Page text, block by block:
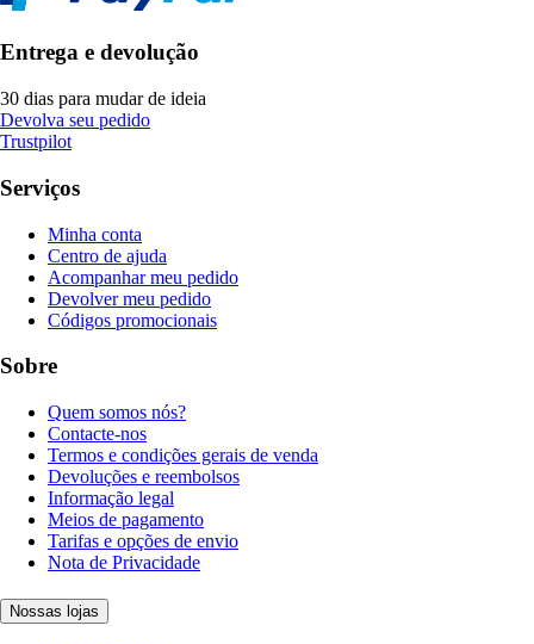
Entrega e devolução
30 dias para mudar de ideia
Devolva seu pedido
Trustpilot
Serviços
Minha conta
Centro de ajuda
Acompanhar meu pedido
Devolver meu pedido
Códigos promocionais
Sobre
Quem somos nós?
Contacte-nos
Termos e condições gerais de venda
Devoluções e reembolsos
Informação legal
Meios de pagamento
Tarifas e opções de envio
Nota de Privacidade
Nossas lojas